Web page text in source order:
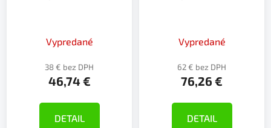
Vypredané
38 € bez DPH
46,74 €
DETAIL
Vypredané
62 € bez DPH
76,26 €
DETAIL